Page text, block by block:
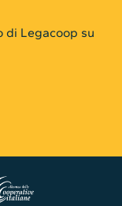
di Legacoop su